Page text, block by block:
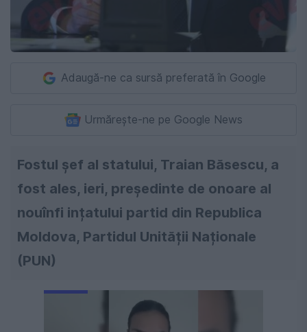
Adaugă-ne ca sursă preferată în Google
Urmărește-ne pe Google News
Fostul șef al statului, Traian Băsescu, a
fost ales, ieri, președinte de onoare al
nouînfi ințatului partid din Republica
Moldova, Partidul Unității Naționale
(PUN)